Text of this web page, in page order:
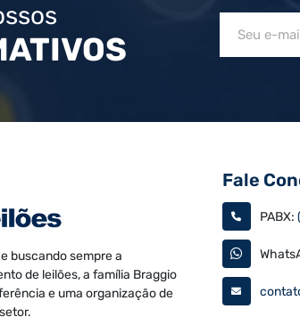
buscando sempre a
de leilões, a família Braggio
e uma organização de
Fale
PABX: